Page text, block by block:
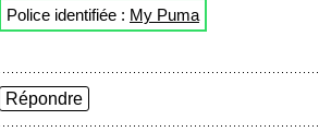
Police identifiée : My Puma
Répondre